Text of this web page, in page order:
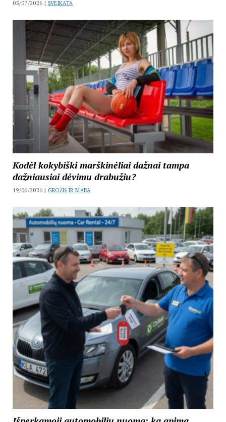
05/07/2026 | SVEIKATA
Kodėl kokybiški marškinėliai dažnai tampa
dažniausiai dėvimu drabužiu?
19/06/2026 | GROŽIS IR MADA